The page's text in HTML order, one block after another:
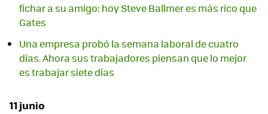
fichar a su amigo: hoy Steve Ballmer es más rico que
Gates
Una empresa probó la semana laboral de cuatro
días. Ahora sus trabajadores piensan que lo mejor
es trabajar siete días
11 junio